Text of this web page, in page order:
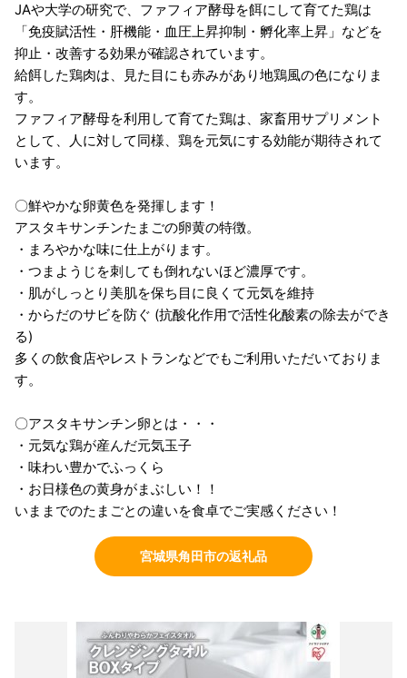
JAや大学の研究で、ファフィア酵母を餌にして育てた鶏は
「免疫賦活性・肝機能・血圧上昇抑制・孵化率上昇」などを
抑止・改善する効果が確認されています。
給餌した鶏肉は、見た目にも赤みがあり地鶏風の色になりま
す。
ファフィア酵母を利用して育てた鶏は、家畜用サプリメント
として、人に対して同様、鶏を元気にする効能が期待されて
います。
〇鮮やかな卵黄色を発揮します！
アスタキサンチンたまごの卵黄の特徴。
・まろやかな味に仕上がります。
・つまようじを刺しても倒れないほど濃厚です。
・肌がしっとり美肌を保ち目に良くて元気を維持
・からだのサビを防ぐ (抗酸化作用で活性化酸素の除去ができ
る)
多くの飲食店やレストランなどでもご利用いただいておりま
す。
〇アスタキサンチン卵とは・・・
・元気な鶏が産んだ元気玉子
・味わい豊かでふっくら
・お日様色の黄身がまぶしい！！
いままでのたまごとの違いを食卓でご実感ください！
宮城県角田市の返礼品